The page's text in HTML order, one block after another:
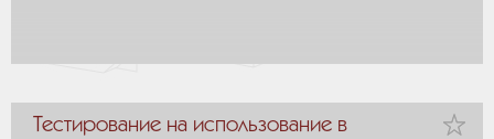
Тестирование на использование в